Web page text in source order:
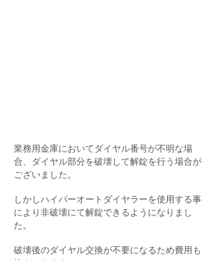
​業務用金庫においてダイヤル番号が不明な場
合、ダイヤル部分を破壊して解錠を行う場合が
ございました。
しかしハイパーオートダイヤラーを使用する事
により非破壊にて解錠できるようになりまし
た。
破壊後のダイヤル交換が不要になるため費用も